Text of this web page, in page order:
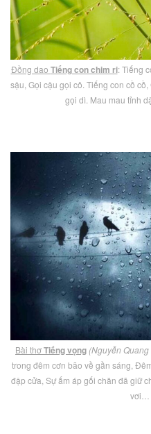
Đồng dao Tiếng con chim ri: Tiếng
sậu, Gọi cậu gọi cô. Tiếng con cồ
gọi dì. Mau mau tỉnh
Bài thơTiếng vọng (Nguyễn
trong đêm cơn bão về gần sáng,
đập cửa, Sự ấm áp gối chăn đã giữ
vơi…